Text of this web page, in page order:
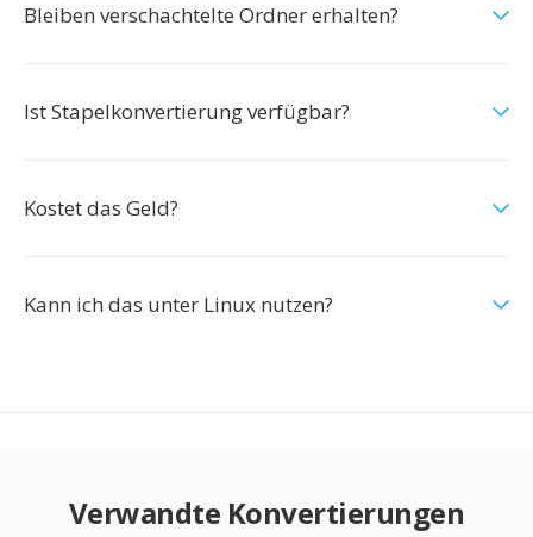
Bleiben verschachtelte Ordner erhalten?
Ist Stapelkonvertierung verfügbar?
Kostet das Geld?
Kann ich das unter Linux nutzen?
Verwandte Konvertierungen